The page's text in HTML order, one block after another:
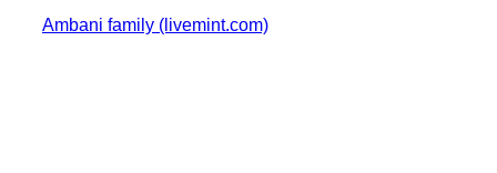
Ambani family (livemint.com)